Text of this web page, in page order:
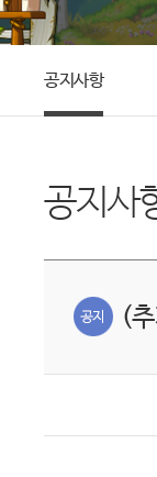
공지사항
공지사
(